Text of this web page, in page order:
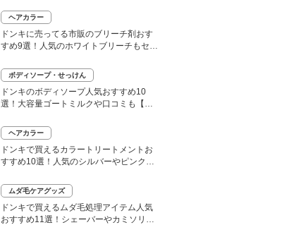
ヘアカラー
ドンキに売ってる市販のブリーチ剤おす
すめ9選！人気のホワイトブリーチもセル
ボディソープ・せっけん
ドンキのボディソープ人気おすすめ10
選！大容量ゴートミルクや口コミも【い
ヘアカラー
ドンキで買えるカラートリートメントお
すすめ10選！人気のシルバーやピンク、
ムダ毛ケアグッズ
ドンキで買えるムダ毛処理アイテム人気
おすすめ11選！シェーバーやカミソリな